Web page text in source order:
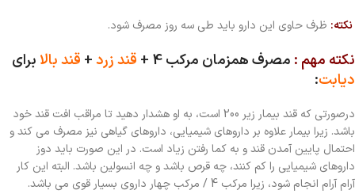
نکته: ظرف حاوی این دارو باید طی سه روز مصرف شود.
نکته مهم : مصرف همزمان مرکب 4 + قند زرد+ قند بالا برای
دیابت:
درصورتی که قند بیمار زیر 200 است، به او هشدار دهید تا مراقب افت قند خود
باشد. زیرا بیمار علاوه بر داروهای شیمیایی، داروهای گیاهی نیز مصرف می کند و
احتمال پایین آمدن قند و به کما رفتن زیاد است. در این صورت باید دوز
داروهای شیمیایی را کم کنند، چه قرص باشد و چه انسولین باشد. البته این کار
آرام آرام انجام شود، زیرا مرکب 4 / مرکب چهار داروی بسیار قوی می باشد.